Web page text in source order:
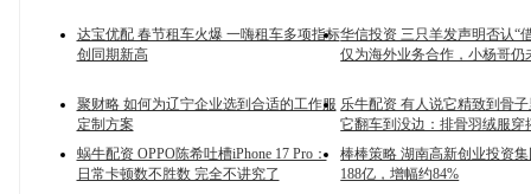
达宝优配 春节租车火爆 一嗨租车多项指标
创同期新高
华信投资 三只羊发声明否认“
仅为海外业务合作，小杨哥仍
聚财略 如何为辽宁企业选到合适的工作服
定制方案
乐牛配资 有人说它精致到骨
它翻车到没边：排骨羽绒服穿
蜗牛配资 OPPO陈希吐槽iPhone 17 Pro：
日常卡顿数不胜数 完全不讲究了
棒棒策略 湖南高新创业投资
188亿，增幅约84%